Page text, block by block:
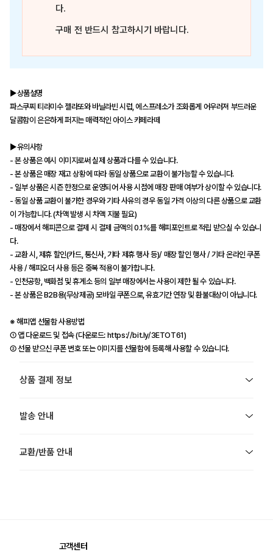
다.
구매 전 반드시 참고하시기 바랍니다.
▶상품설명
파스쿠찌 티라미수 젤라또와 바닐라빈 시럽, 에스프레소가 조화롭게 어우러져 부드러운
달콤함이 은은하게 퍼지는 매력적인 아이스 카페라떼
▶유의사항
- 본 상품은 예시 이미지로써 실제 상품과 다를 수 있습니다.
- 본 상품은 매장 재고 상황에 따라 동일 상품으로 교환이 불가능할 수 있습니다.
- 일부 상품은 시즌 한정으로 운영되어 사용 시점에 매장 판매 여부가 상이할 수 있습니다.
- 동일 상품 교환이 불가한 경우와 기타 사유의 경우 동일 가격 이상의 다른 상품으로 교환
이 가능합니다. (차액 발생 시 차액 지불 필요)
- 매장에서 해피콘으로 결제 시 결제 금액의 0.1%를 해피포인트로 적립 받으실 수 있습니
다.
- 교환 시, 제휴 할인(카드, 통신사, 기타 제휴 행사 등)/ 매장 할인 행사 / 기타 온라인 쿠폰
사용 / 해피오더 사용 등은 중복 적용이 불가합니다.
- 인천공항, 백화점 및 휴게소 등의 일부 매장에서는 사용이 제한 될 수 있습니다.
- 본 상품은 B2B용(무상제공) 모바일 쿠폰으로, 유효기간 연장 및 환불대상이 아닙니다.
※ 해피앱 선물함 사용방법
① 앱 다운로드 및 접속 (다운로드: https://bit.ly/3ETOT61)
② 선물 받으신 쿠폰 번호 또는 이미지를 선물함에 등록해 사용할 수 있습니다.
상품 결제 정보
발송 안내
교환/반품 안내
고객센터